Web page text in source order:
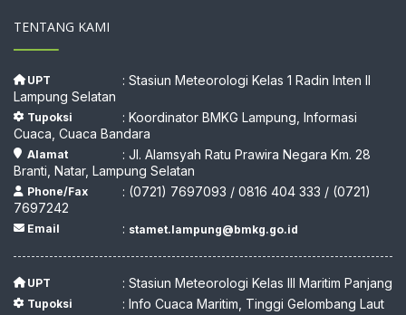
TENTANG KAMI
UPT
: Stasiun Meteorologi Kelas 1 Radin Inten II
Lampung Selatan
Tupoksi
: Koordinator BMKG Lampung, Informasi
Cuaca, Cuaca Bandara
Alamat
: Jl. Alamsyah Ratu Prawira Negara Km. 28
Branti, Natar, Lampung Selatan
Phone/Fax
: (0721) 7697093 / 0816 404 333 / (0721)
7697242
Email : stamet.lampung@bmkg.go.id
UPT : Stasiun Meteorologi Kelas III Maritim Panjang
Tupoksi : Info Cuaca Maritim, Tinggi Gelombang Laut